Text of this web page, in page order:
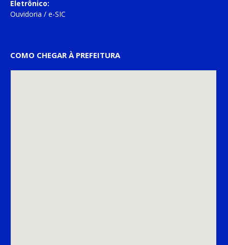
Eletrônico:
Ouvidoria / e-SIC
COMO CHEGAR À PREFEITURA